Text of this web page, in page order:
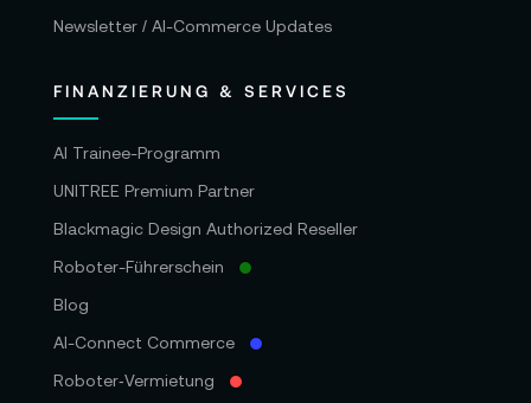
Newsletter / AI-Commerce Updates
FINANZIERUNG & SERVICES
AI Trainee-Programm
UNITREE Premium Partner
Blackmagic Design Authorized Reseller
Roboter-Führerschein
Blog
AI-Connect Commerce
Roboter‑Vermietung